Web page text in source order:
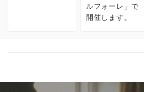
ルフォーレ」で
開催します。